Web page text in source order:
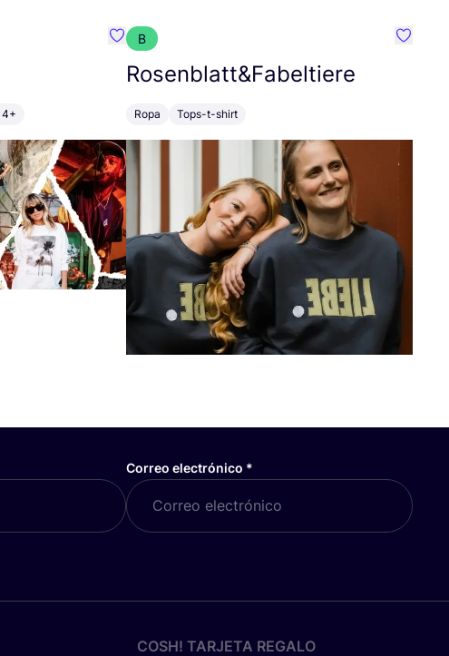
Favoritos {nombre}
B
Rosenblatt&Fabeltiere
Ropa Tops-t-shirt
Correo electrónico *
COSH! TARJETA REGALO